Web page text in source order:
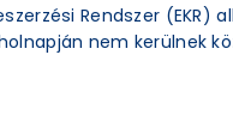
Rendszer (EKR)
nem kerülnek